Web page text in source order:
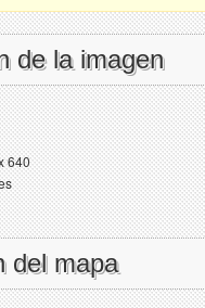
de la imagen
640
del mapa